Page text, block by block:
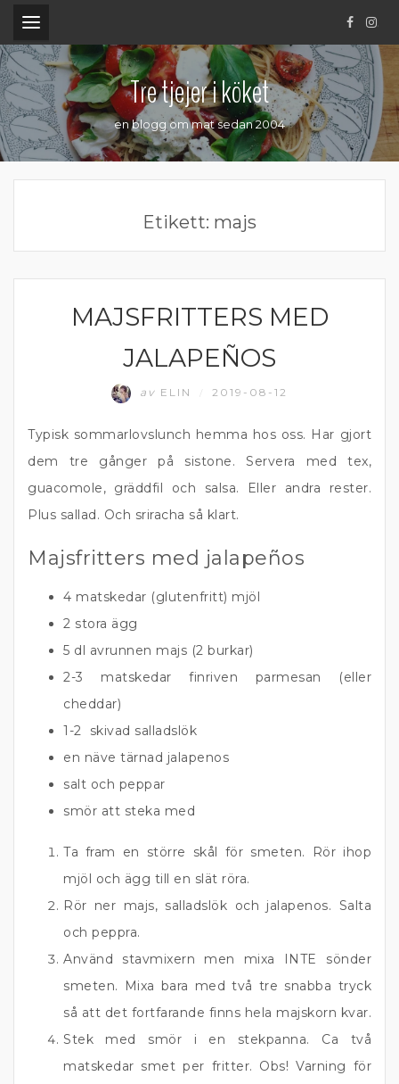
.
Tre tjejer i köket
en blogg om mat sedan 2004
Etikett: majs
VEGETARISK MIDDAG
MAJSFRITTERS MED
JALAPEÑOS
av ELIN 2019-08-12
Typisk sommarlovslunch hemma hos oss. Har gjort
dem tre gånger på sistone. Servera med tex,
guacomole, gräddfil och salsa. Eller andra rester.
Plus sallad. Och sriracha så klart.
Majsfritters med jalapeños
4 matskedar (glutenfritt) mjöl
2 stora ägg
5 dl avrunnen majs (2 burkar)
2-3 matskedar finriven parmesan (eller
cheddar)
1-2 skivad salladslök
en näve tärnad jalapenos
salt och peppar
smör att steka med
Ta fram en större skål för smeten. Rör ihop
mjöl och ägg till en slät röra.
Rör ner majs, salladslök och jalapenos. Salta
och peppra.
Använd stavmixern men mixa INTE sönder
smeten. Mixa bara med två tre snabba tryck
så att det fortfarande finns hela majskorn kvar.
Stek med smör i en stekpanna. Ca två
matskedar smet per fritter. Obs! Varning för